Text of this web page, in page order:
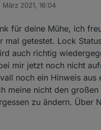
unterhttps://github.com/
kein Auto von Hyundai oder Kia
ihr mehr testen ;-)
zum testen:
Newan/
auf Feedback!
März 2021, 16:04
für deine Mühe, ich
mal getestet. Lock
auch richtig
mir jetzt noch nicht
noch ein Hinweis
meine nicht den
zu ändern. Über